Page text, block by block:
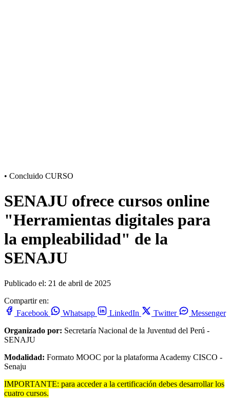
• Concluido CURSO
SENAJU ofrece cursos online
"Herramientas digitales para
la empleabilidad" de la
SENAJU
Publicado el: 21 de abril de 2025
Compartir en:
Facebook
Whatsapp LinkedIn Twitter
Messenger
Organizado por: Secretaría Nacional de la Juventud del Perú -
SENAJU
Modalidad: Formato MOOC por la plataforma Academy CISCO -
Senaju
IMPORTANTE: para acceder a la certificación debes desarrollar los
cuatro cursos.